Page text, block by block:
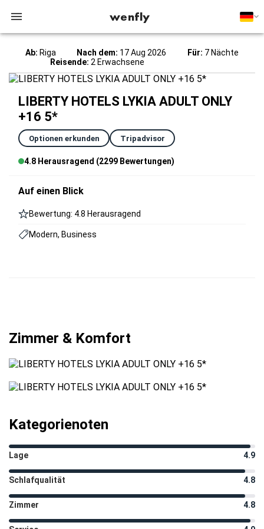
wenfly
Ab: Riga Nach dem: 17 Aug 2026 Für: 7 Nächte
Reisende: 2 Erwachsene
LIBERTY HOTELS LYKIA ADULT ONLY
+16 5*
Optionen erkunden Tripadvisor
4.8 Herausragend (2299 Bewertungen)
Auf einen Blick
Bewertung: 4.8 Herausragend
Modern, Business
Zimmer & Komfort
Kategorienoten
Lage 4.9
Schlafqualität 4.8
Zimmer 4.8